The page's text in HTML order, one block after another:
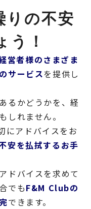
りの不安
う！
営者様のさまざま
サービスを提供し
るかどうかを、経
しれません。
にアドバイスをお
安を払拭するお手
ドバイスを求めて
でもF&M Clubの
できます。